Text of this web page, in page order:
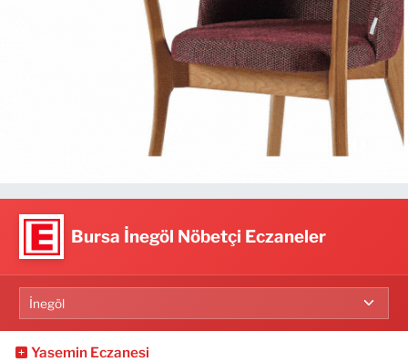
Bursa İnegöl Nöbetçi Eczaneler
Yasemin Eczanesi